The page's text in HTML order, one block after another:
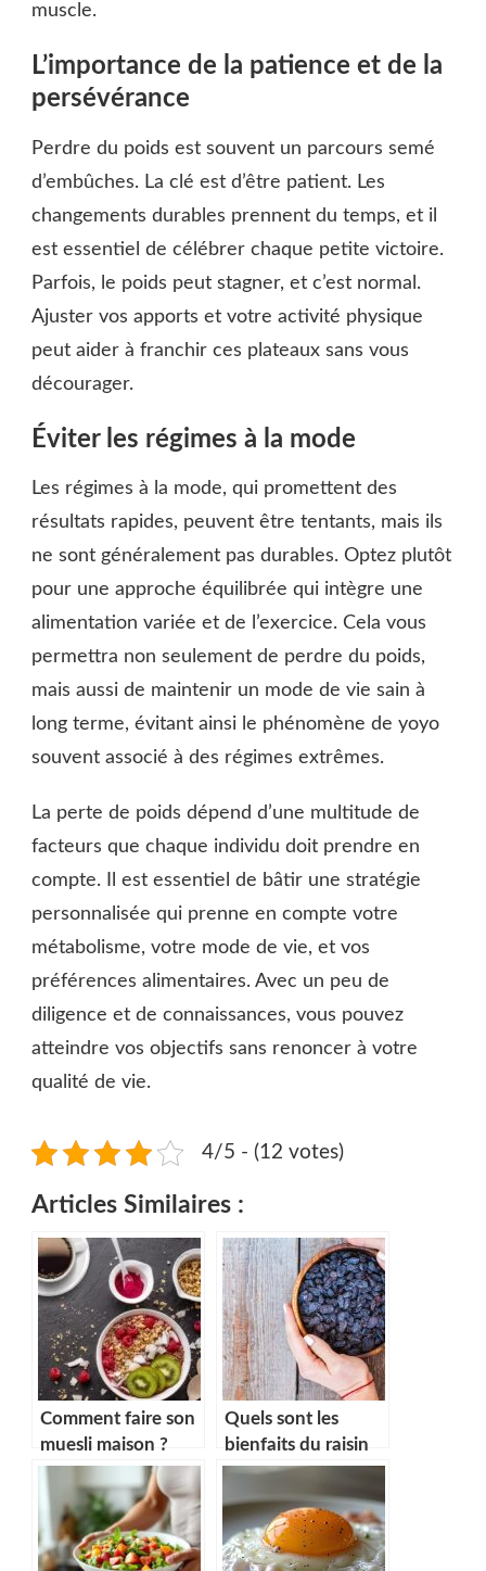
muscle.
L’importance de la patience et de la
persévérance
Perdre du poids est souvent un parcours semé
d’embûches. La clé est d’être patient. Les
changements durables prennent du temps, et il
est essentiel de célébrer chaque petite victoire.
Parfois, le poids peut stagner, et c’est normal.
Ajuster vos apports et votre activité physique
peut aider à franchir ces plateaux sans vous
décourager.
Éviter les régimes à la mode
Les régimes à la mode, qui promettent des
résultats rapides, peuvent être tentants, mais ils
ne sont généralement pas durables. Optez plutôt
pour une approche équilibrée qui intègre une
alimentation variée et de l’exercice. Cela vous
permettra non seulement de perdre du poids,
mais aussi de maintenir un mode de vie sain à
long terme, évitant ainsi le phénomène de yoyo
souvent associé à des régimes extrêmes.
La perte de poids dépend d’une multitude de
facteurs que chaque individu doit prendre en
compte. Il est essentiel de bâtir une stratégie
personnalisée qui prenne en compte votre
métabolisme, votre mode de vie, et vos
préférences alimentaires. Avec un peu de
diligence et de connaissances, vous pouvez
atteindre vos objectifs sans renoncer à votre
qualité de vie.
4/5 - (12 votes)
Articles Similaires :
Comment faire son
muesli maison ?
Quels sont les
bienfaits du raisin
sec ?